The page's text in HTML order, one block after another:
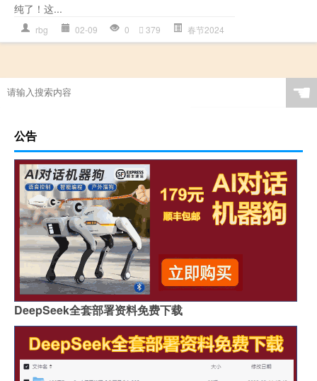
纯了！这...
rbg 02-09 0 379 春节2024
☚
公告
DeepSeek全套部署资料免费下载